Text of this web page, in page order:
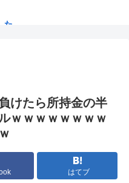
ぜ「こう」なるのかわか...
た
に帰ることを決意
人、若い頃がこれかよ」
言を禁止し握手のみ許可...
子に全米騒然！←「最高の...
ナス 総務省「貯...
術の完全勝利をご覧くだ...
けたら所持金の半
ｗｗｗｗｗｗｗｗ
はてブ